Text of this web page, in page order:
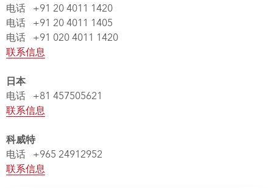
电话 +91 20 4011 1420
电话 +91 20 4011 1405
电话 +91 020 4011 1420
联系信息
日本
电话 +81 457505621
联系信息
科威特
电话 +965 24912952
联系信息